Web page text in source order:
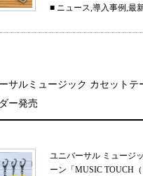
■ ニュース,導入事例,最
サルミュージック カセット
ー発売
ユニバーサル ミュージ
ーン「MUSIC TOUCH